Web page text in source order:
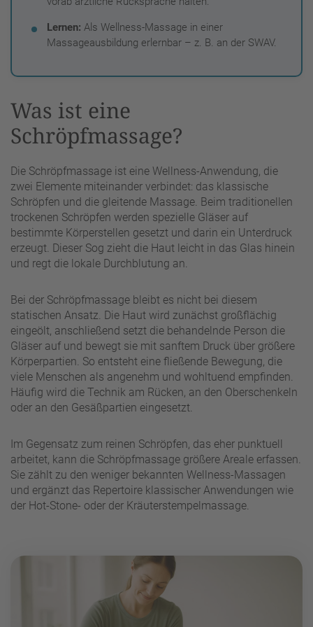
Lernen: Als Wellness-Massage in einer
Massageausbildung erlernbar – z. B. an der SWAV.
Was ist eine
Schröpfmassage?
Die Schröpfmassage ist eine Wellness-Anwendung, die
zwei Elemente miteinander verbindet: das klassische
Schröpfen und die gleitende Massage. Beim traditionellen
trockenen Schröpfen werden spezielle Gläser auf
bestimmte Körperstellen gesetzt und darin ein Unterdruck
erzeugt. Dieser Sog zieht die Haut leicht in das Glas hinein
und regt die lokale Durchblutung an.
Bei der Schröpfmassage bleibt es nicht bei diesem
statischen Ansatz. Die Haut wird zunächst großflächig
eingeölt, anschließend setzt die behandelnde Person die
Gläser auf und bewegt sie mit sanftem Druck über größere
Körperpartien. So entsteht eine fließende Bewegung, die
viele Menschen als angenehm und wohltuend empfinden.
Häufig wird die Technik am Rücken, an den Oberschenkeln
oder an den Gesäßpartien eingesetzt.
Im Gegensatz zum reinen Schröpfen, das eher punktuell
arbeitet, kann die Schröpfmassage größere Areale erfassen.
Sie zählt zu den weniger bekannten Wellness-Massagen
und ergänzt das Repertoire klassischer Anwendungen wie
der Hot-Stone- oder der Kräuterstempelmassage.